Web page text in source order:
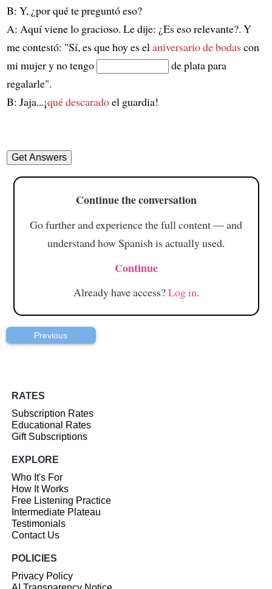
B: Y, ¿por qué te preguntó eso?
A: Aquí viene lo gracioso. Le dije: ¿Es eso relevante?. Y
me contestó: "Sí, es que hoy es el aniversario de bodascon
mi mujer y no tengo
de plata para
regalarle".
B: Jaja...¡qué descaradoel guardia!
Continue the conversation
Go further and experience the full content — and
understand how Spanish is actually used.
Continue
Already have access?Log in.
Previous
RATES
Subscription Rates
Educational Rates
Gift Subscriptions
EXPLORE
Who It's For
How It Works
Free Listening Practice
Intermediate Plateau
Testimonials
Contact Us
POLICIES
Privacy Policy